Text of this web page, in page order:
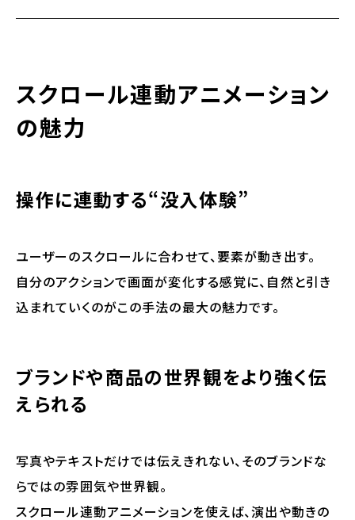
スクロール連動アニメーション
の魅力
操作に連動する“没入体験”
ユーザーのスクロールに合わせて、要素が動き出す。
自分のアクションで画面が変化する感覚に、 自然と引き
込まれていくのがこの手法の最大の魅力です。
ブランドや商品の世界観をより強く伝
えられる
写真やテキストだけでは伝えきれない、そのブランドな
らではの雰囲気や世界観。
スクロール連動アニメーションを使えば、演出や動きの